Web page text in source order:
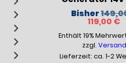
Bisher
119,00 €
Enthält 19%
zzgl. Versand
Lieferzeit: ca. 1-2